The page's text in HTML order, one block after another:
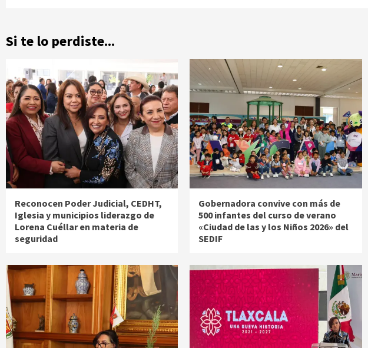
Si te lo perdiste...
Reconocen Poder Judicial, CEDHT,
Iglesia y municipios liderazgo de
Lorena Cuéllar en materia de
seguridad
Gobernadora convive con más de
500 infantes del curso de verano
«Ciudad de las y los Niños 2026» del
SEDIF